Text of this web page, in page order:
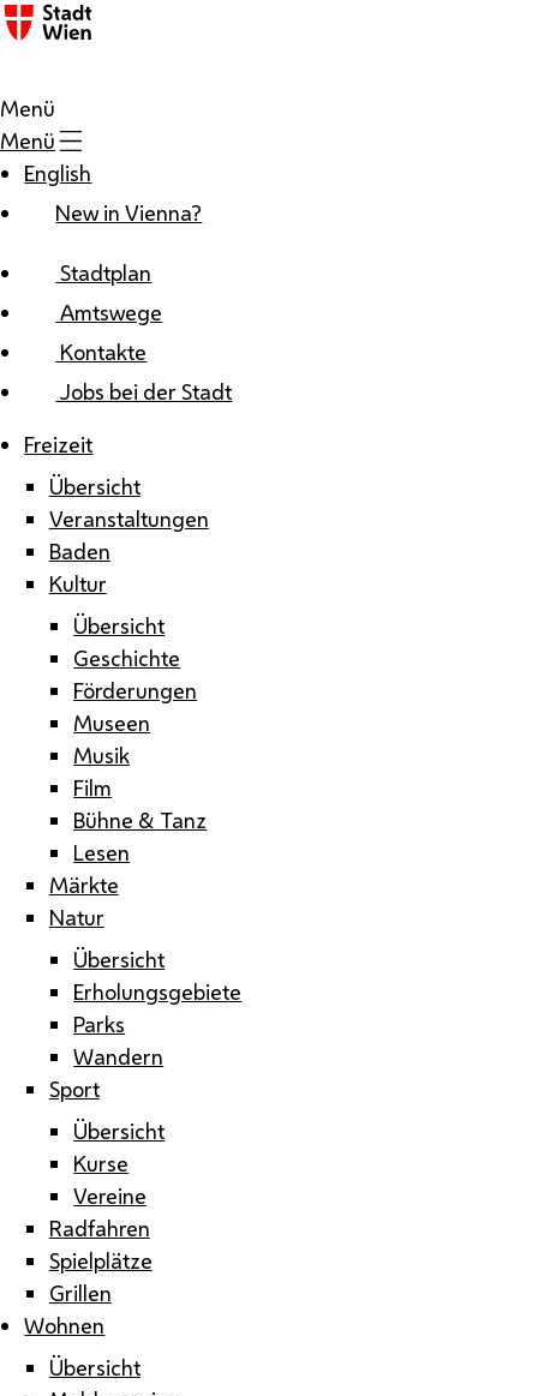
Zum Inhalt
Menü
Menü
English
New in Vienna?
Stadtplan
Amtswege
Kontakte
Jobs bei der Stadt
Freizeit
Übersicht
Veranstaltungen
Baden
Kultur
Übersicht
Geschichte
Förderungen
Museen
Musik
Film
Bühne & Tanz
Lesen
Märkte
Natur
Übersicht
Erholungsgebiete
Parks
Wandern
Sport
Übersicht
Kurse
Vereine
Radfahren
Spielplätze
Grillen
Wohnen
Übersicht